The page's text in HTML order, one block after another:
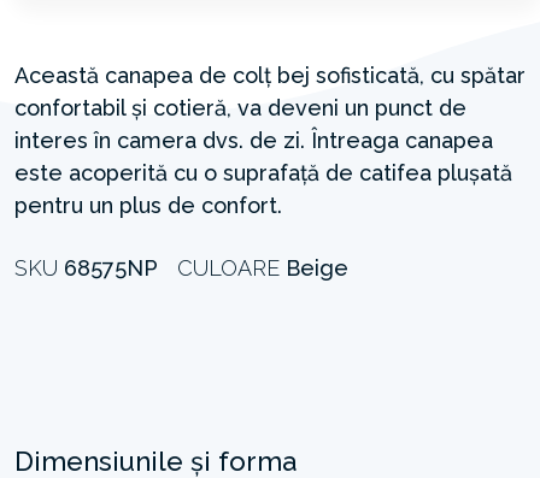
Această canapea de colț bej sofisticată, cu spătar
confortabil și cotieră, va deveni un punct de
interes în camera dvs. de zi. Întreaga canapea
este acoperită cu o suprafață de catifea plușată
pentru un plus de confort.
SKU 68575NP CULOARE Beige
Dimensiunile și forma